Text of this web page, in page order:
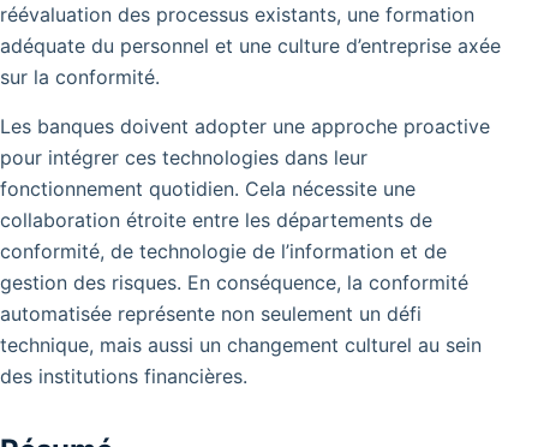
réévaluation des processus existants, une formation
adéquate du personnel et une culture d’entreprise axée
sur la conformité.
Les banques doivent adopter une approche proactive
pour intégrer ces technologies dans leur
fonctionnement quotidien. Cela nécessite une
collaboration étroite entre les départements de
conformité, de technologie de l’information et de
gestion des risques. En conséquence, la conformité
automatisée représente non seulement un défi
technique, mais aussi un changement culturel au sein
des institutions financières.